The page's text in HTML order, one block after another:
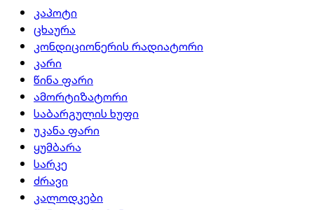
კაპოტი
ცხაურა
კონდიციონერის რადიატორი
კარი
წინა ფარი
ამორტიზატორი
საბარგულის ხუფი
უკანა ფარი
ყუმბარა
სარკე
ძრავი
კალოდკები